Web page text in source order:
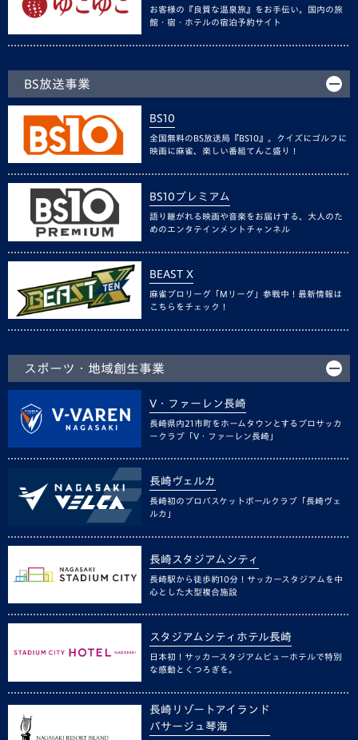
お客様の『良質な温泉旅』をお手伝い。国内の旅
館・宿・ホテルの宿泊予約サイト
BS放送事業
BS10
全国無料のBS放送局『BS10』。クイズにゴルフに
映画に麻雀、楽しい番組てんこ盛り！
BS10プレミアム
語り継がれる映画や音楽をお届けする、大人のた
めのエンタテインメントチャンネル
BEAST X
麻雀プロリーグ「Mリーグ」参戦中！最新情報は
こちらをチェック！
スポーツ・地域創生事業
V・ファーレン長崎
長崎県内21市町をホームタウンとするプロサッカ
ークラブ「V・ファーレン長崎」
長崎ヴェルカ
長崎初のプロバスケットボールクラブ「長崎ヴェ
ルカ」
長崎スタジアムシティ
長崎駅から徒歩約10分！サッカースタジアムを中
心とした大型複合施設
スタジアムシティホテル長崎
日本初！サッカースタジアムビューホテルで特別
な感動とくつろぎを。
長崎リゾートアイランド
パサージュ琴海